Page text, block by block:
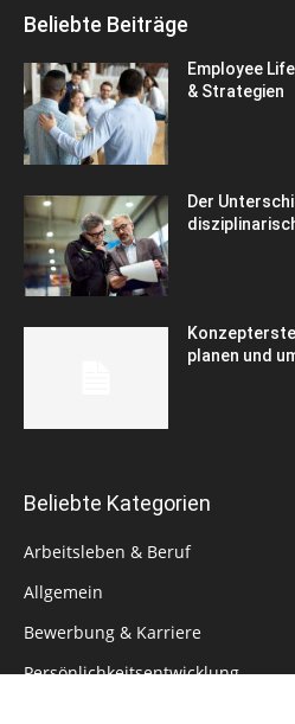
Beliebte Beiträge
Employee
& Strategien
Der
planen und
Beliebte Kategorien
Arbeitsleben & Beruf
Allgemein
Bewerbung & Karriere
Persönlichkeitsentwicklung